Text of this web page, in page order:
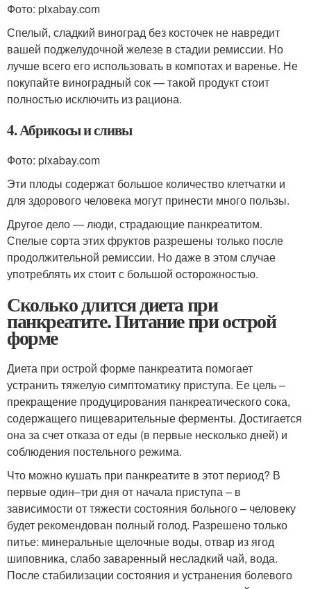
Фото: pixabay.com
Спелый, сладкий виноград без косточек не навредит
вашей поджелудочной железе в стадии ремиссии. Но
лучше всего его использовать в компотах и варенье. Не
покупайте виноградный сок — такой продукт стоит
полностью исключить из рациона.
4. Абрикосы и сливы
Фото: pixabay.com
Эти плоды содержат большое количество клетчатки и
для здорового человека могут принести много пользы.
Другое дело — люди, страдающие панкреатитом.
Спелые сорта этих фруктов разрешены только после
продолжительной ремиссии. Но даже в этом случае
употреблять их стоит с большой осторожностью.
Сколько длится диета при
панкреатите. Питание при острой
форме
Диета при острой форме панкреатита помогает
устранить тяжелую симптоматику приступа. Ее цель –
прекращение продуцирования панкреатического сока,
содержащего пищеварительные ферменты. Достигается
она за счет отказа от еды (в первые несколько дней) и
соблюдения постельного режима.
Что можно кушать при панкреатите в этот период? В
первые один–три дня от начала приступа – в
зависимости от тяжести состояния больного – человеку
будет рекомендован полный голод. Разрешено только
питье: минеральные щелочные воды, отвар из ягод
шиповника, слабо заваренный несладкий чай, вода.
После стабилизации состояния и устранения болевого